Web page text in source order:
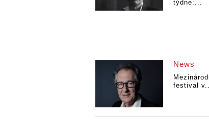
týdne:...
News
festival